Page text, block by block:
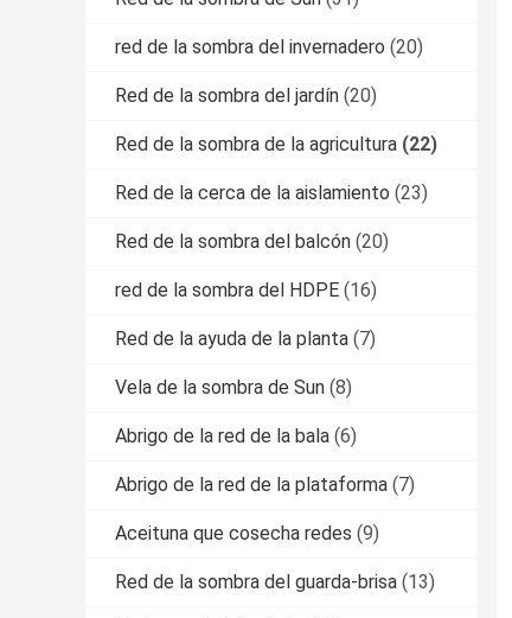
red de la sombra del invernadero (20)
Red de la sombra del jardín (20)
Red de la sombra de la agricultura (22)
Red de la cerca de la aislamiento (23)
Red de la sombra del balcón (20)
red de la sombra del HDPE (16)
Red de la ayuda de la planta (7)
Vela de la sombra de Sun (8)
Abrigo de la red de la bala (6)
Abrigo de la red de la plataforma (7)
Aceituna que cosecha redes (9)
Red de la sombra del guarda-brisa (13)